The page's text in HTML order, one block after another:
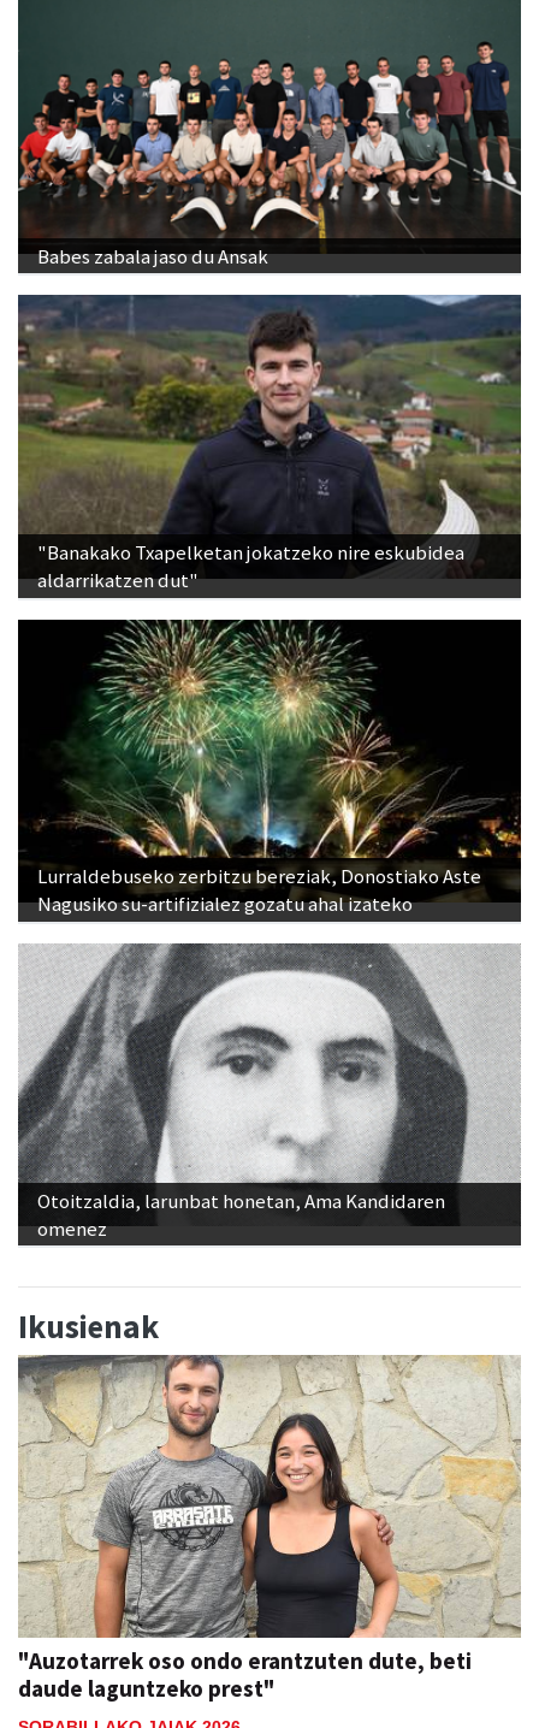
Babes zabala jaso du Ansak
"Banakako Txapelketan jokatzeko nire eskubidea
aldarrikatzen dut"
Lurraldebuseko zerbitzu bereziak, Donostiako Aste
Nagusiko su-artifizialez gozatu ahal izateko
Otoitzaldia, larunbat honetan, Ama Kandidaren
omenez
Ikusienak
"Auzotarrek oso ondo erantzuten dute, beti
daude laguntzeko prest"